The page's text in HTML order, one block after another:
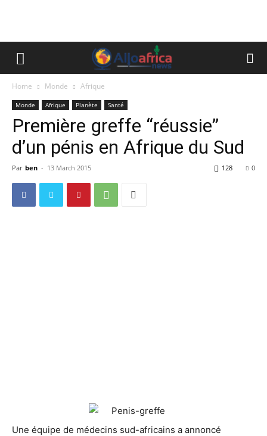
Home Monde Afrique
Monde Afrique Planète Santé
Première greffe “réussie”
d’un pénis en Afrique du Sud
Par ben - 13 March 2015 0
128
Une équipe de médecins sud-africains a annoncé